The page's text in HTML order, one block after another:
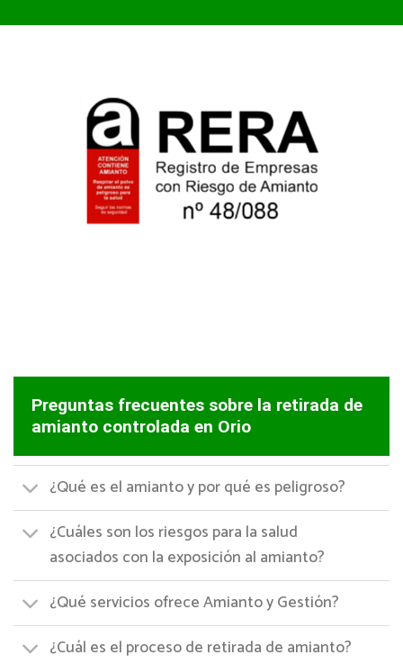
Preguntas frecuentes sobre la retirada de
amianto controlada en Orio
¿Qué es el amianto y por qué es peligroso?
¿Cuáles son los riesgos para la salud
asociados con la exposición al amianto?
¿Qué servicios ofrece Amianto y Gestión?
¿Cuál es el proceso de retirada de amianto?